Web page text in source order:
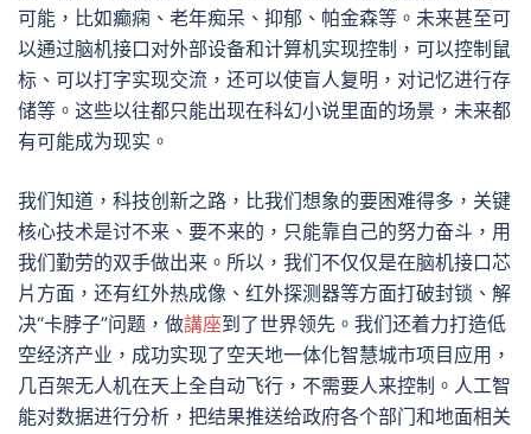
可能，比如癫痫、老年痴呆、抑郁、帕金森等。未来甚至可
以通过脑机接口对外部设备和计算机实现控制，可以控制鼠
标、可以打字实现交流，还可以使盲人复明，对记忆进行存
储等。这些以往都只能出现在科幻小说里面的场景，未来都
有可能成为现实。
我们知道，科技创新之路，比我们想象的要困难得多，关键
核心技术是讨不来、要不来的，只能靠自己的努力奋斗，用
我们勤劳的双手做出来。所以，我们不仅仅是在脑机接口芯
片方面，还有红外热成像、红外探测器等方面打破封锁、解
决“卡脖子”问题，做講座到了世界领先。我们还着力打造低
空经济产业，成功实现了空天地一体化智慧城市项目应用，
几百架无人机在天上全自动飞行，不需要人来控制。人工智
能对数据进行分析，把结果推送给政府各个部门和地面相关